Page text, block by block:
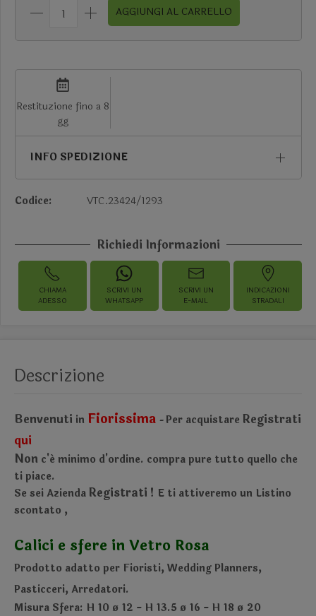
AGGIUNGI AL CARRELLO
Restituzione fino a 8
gg
INFO SPEDIZIONE
Codice: VTC.23424/1293
Richiedi Informazioni
CHIAMA
ADESSO
SCRIVI UN
WHATSAPP
SCRIVI UN
E-MAIL
INDICAZIONI
STRADALI
Descrizione
Benvenuti in Fiorissima - Per acquistare Registrati
qui
Non c'é minimo d'ordine. compra pure tutto quello che
ti piace.
Se sei Azienda Registrati ! E ti attiveremo un Listino
scontato ,
Calici e sfere in Vetro Rosa
Prodotto adatto per Fioristi, Wedding Planners,
Pasticceri, Arredatori.
Misura Sfera: H 10 ø 12 - H 13.5 ø 16 - H 18 ø 20